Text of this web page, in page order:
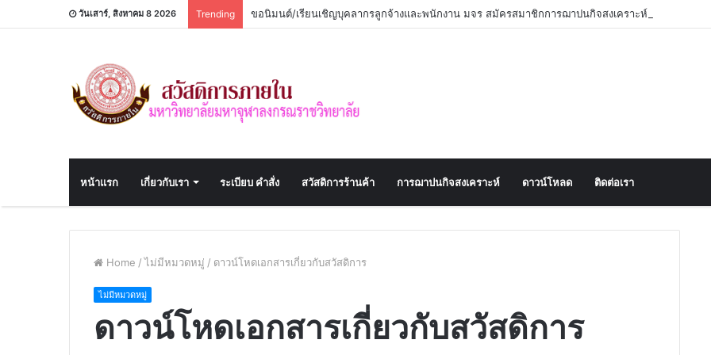
วันเสาร์, สิงหาคม 8 2026 Trending ขอนิมนต์/เรียนเชิญบุคลากรลูกจ้างและพนักงาน มจร สมัครสมาชิกการฌาปนกิจสงเคราะห์
หน้าแรก เกี่ยวกับเรา ระเบียบ คำสั่ง สวัสดิการร้านค้า การฌาปนกิจสงเคราะห์ ดาวน์โหลด ติดต่อเรา
Home / ไม่มีหมวดหมู่ / ดาวน์โหดเอกสารเกี่ยวกับสวัสดิการ
ไม่มีหมวดหมู่
ดาวน์โหดเอกสารเกี่ยวกับสวัสดิการ